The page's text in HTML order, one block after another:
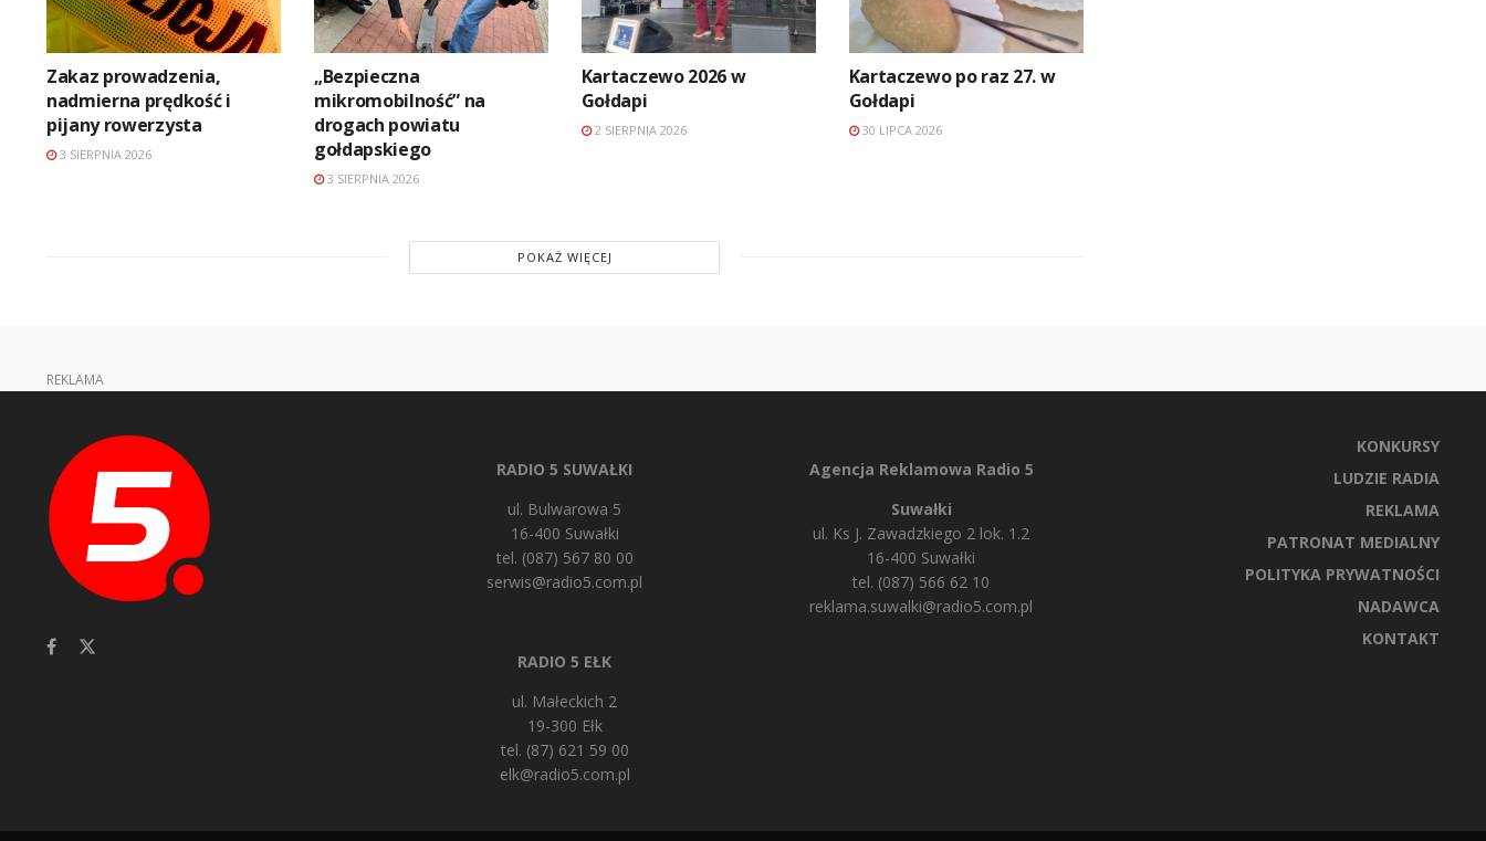
Zakaz prowadzenia,
nadmierna prędkość i
pijany rowerzysta
3 SIERPNIA 2026
„Bezpieczna
mikromobilność” na
drogach powiatu
gołdapskiego
3 SIERPNIA 2026
Kartaczewo 2026 w
Gołdapi
2 SIERPNIA 2026
Kartaczewo po raz 27. w
Gołdapi
30 LIPCA 2026
POKAŻ WIĘCEJ
REKLAMA
RADIO 5 SUWAŁKI
ul. Bulwarowa 5
16-400 Suwałki
tel. (087) 567 80 00
serwis@radio5.com.pl
RADIO 5 EŁK
ul. Małeckich 2
19-300 Ełk
tel. (87) 621 59 00
elk@radio5.com.pl
Agencja Reklamowa Radio 5
Suwałki
ul. Ks J. Zawadzkiego 2 lok. 1.2
16-400 Suwałki
tel. (087) 566 62 10
reklama.suwalki@radio5.com.pl
KONKURSY
LUDZIE RADIA
REKLAMA
PATRONAT MEDIALNY
POLITYKA PRYWATNOŚCI
NADAWCA
KONTAKT